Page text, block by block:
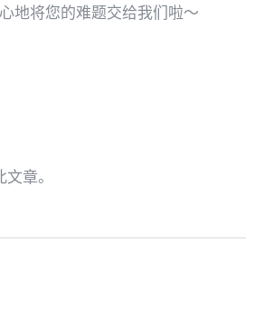
地将您的难题交给我们啦～
章。